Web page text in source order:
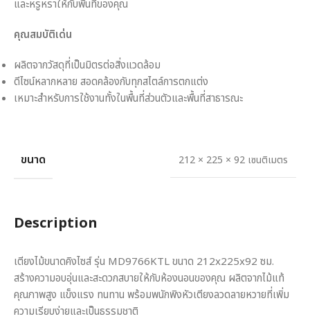
และหรูหราให้กับพื้นที่ของคุณ
คุณสมบัติเด่น
ผลิตจากวัสดุที่เป็นมิตรต่อสิ่งแวดล้อม
ดีไซน์หลากหลาย สอดคล้องกับทุกสไตล์การตกแต่ง
เหมาะสำหรับการใช้งานทั้งในพื้นที่ส่วนตัวและพื้นที่สาธารณะ
ขนาด 212 × 225 × 92 เซนติเมตร
Description
เตียงไม้ขนาดคิงไซส์ รุ่น MD9766KTL ขนาด 212x225x92 ซม.
สร้างความอบอุ่นและสะดวกสบายให้กับห้องนอนของคุณ ผลิตจากไม้แท้
คุณภาพสูง แข็งแรง ทนทาน พร้อมพนักพิงหัวเตียงลวดลายหวายที่เพิ่ม
ความเรียบง่ายและเป็นธรรมชาติ